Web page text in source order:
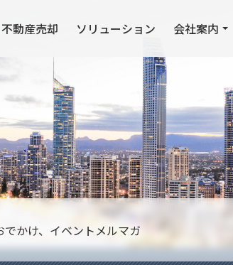
不動産売却 ソリューション 会社案内
でかけ、イベント メルマガ